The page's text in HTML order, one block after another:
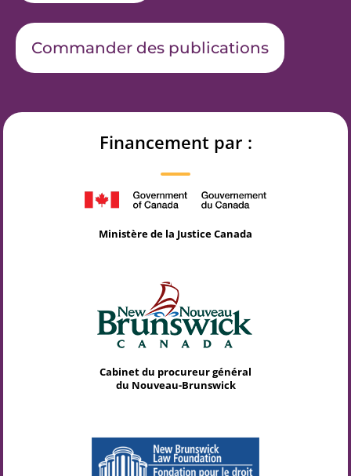
Commander des publications
Financement par :
Ministère de la Justice Canada
Cabinet du procureur général
du Nouveau-Brunswick